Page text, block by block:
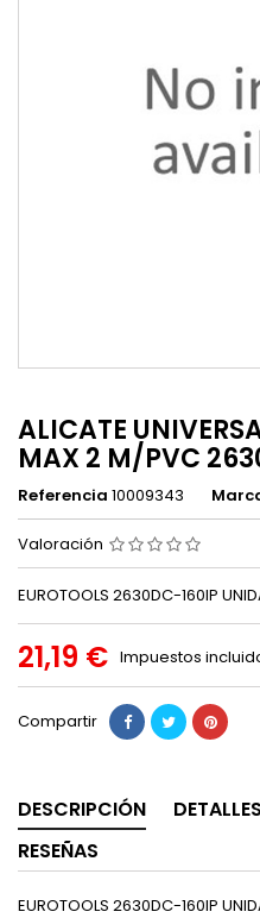
ALICATE
MAX 2 M/PVC
Referencia 10009343
Valoración
EUROTOOLS 2630DC-160IP
21,19 € Impuestos
Compartir
DESCRIPCIÓN
RESEÑAS
EUROTOOLS 2630DC-160IP